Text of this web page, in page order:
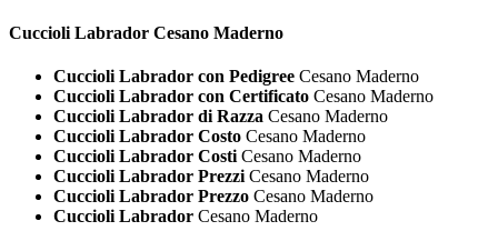
Cuccioli Labrador Cesano Maderno
Cuccioli Labrador con Pedigree Cesano Maderno
Cuccioli Labrador con Certificato Cesano Maderno
Cuccioli Labrador di Razza Cesano Maderno
Cuccioli Labrador Costo Cesano Maderno
Cuccioli Labrador CostiCesano Maderno
Cuccioli Labrador PrezziCesano Maderno
Cuccioli Labrador Prezzo Cesano Maderno
Cuccioli Labrador Cesano Maderno